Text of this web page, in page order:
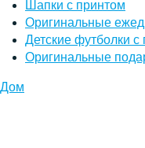
Шапки с принтом
Оригинальные
Детские футболки с
Оригинальные
Дом